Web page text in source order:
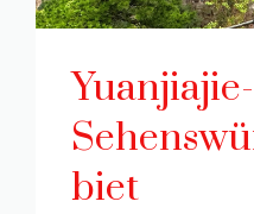
Yuanjiajie-
biet